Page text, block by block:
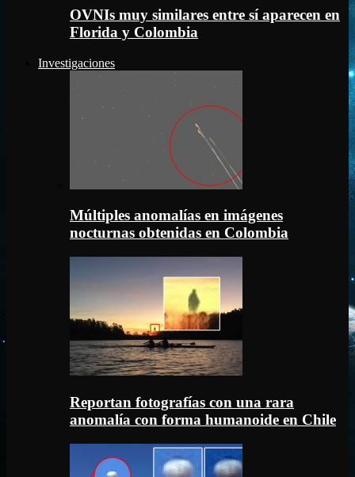
OVNIs muy similares entre sí aparecen en
Florida y Colombia
Investigaciones
Múltiples anomalías en imágenes
nocturnas obtenidas en Colombia
Reportan fotografías con una rara
anomalía con forma humanoide en Chile